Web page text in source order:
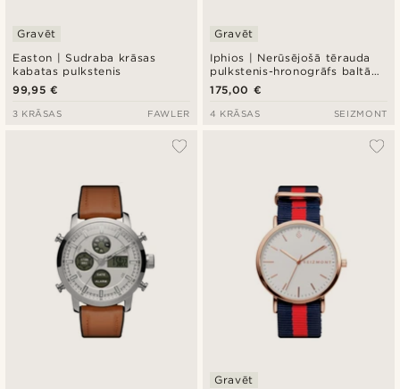
Easton | Sudraba krāsas
kabatas pulkstenis
Gravēt
99,95 €
3 KRĀSAS FAWLER
Iphios | Nerūsējošā tērauda
pulkstenis-hronogrāfs baltā
un brūnā krāsā ar ādas
siksniņu
Gravēt
175,00 €
4 KRĀSAS SEIZMONT
Gravēt